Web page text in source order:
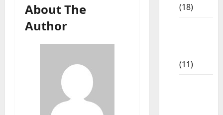
About The
Author
(18)
(11)